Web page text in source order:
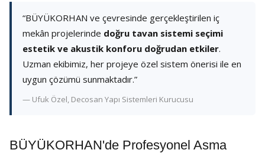
“BÜYÜKORHAN ve çevresinde gerçekleştirilen iç
mekân projelerinde doğru tavan sistemi seçimi
estetik ve akustik konforu doğrudan etkiler.
Uzman ekibimiz, her projeye özel sistem önerisi ile en
uygun çözümü sunmaktadır.”
— Ufuk Özel, Decosan Yapı Sistemleri Kurucusu
BÜYÜKORHAN'de Profesyonel Asma